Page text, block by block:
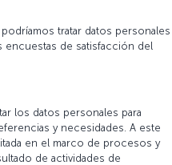
tratar datos personales
encuestas de satisfacción del
los datos personales para
y necesidades. A este
en el marco de procesos y
de actividades de